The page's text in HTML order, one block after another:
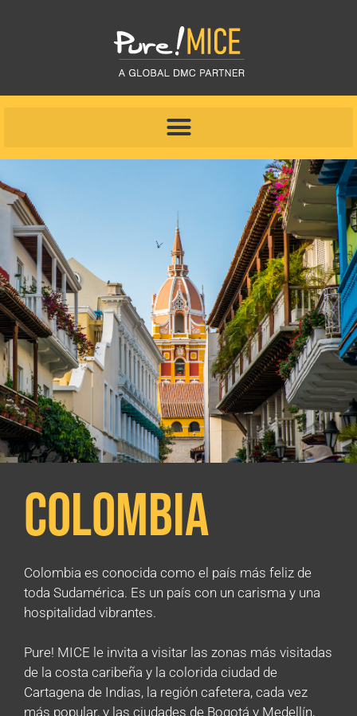
Colombia
Colombia es conocida como el país más feliz de
toda Sudamérica. Es un país con un carisma y una
hospitalidad vibrantes.
Pure! MICE le invita a visitar las zonas más visitadas
de la costa caribeña y la colorida ciudad de
Cartagena de Indias, la región cafetera, cada vez
más popular, y las ciudades de Bogotá y Medellín,